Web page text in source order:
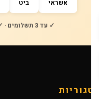
אשראי ביט
✓ עד 3 תשלומים · ✓ ללא ריבית · ✓ ניתן לפצל
קטגוריות